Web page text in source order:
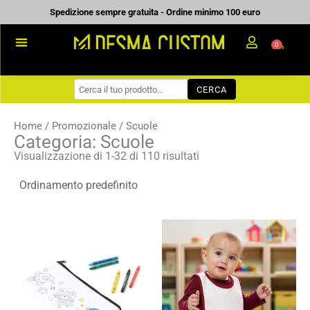
al
contenuto
Spedizione sempre gratuita - Ordine minimo 100 euro
WORKWEAR
COME ORDINARE
PREVENTIVI
0
CERCA
Home / Promozionale / Scuole
Categoria: Scuole
Visualizzazione di 1-32 di 110 risultati
0,49 €
0,70 €
Fascia
di
prezzo:
da
2,60 €
a
3,72 €